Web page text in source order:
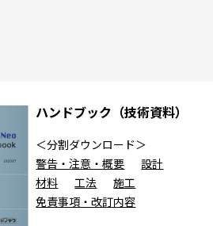
ハンドブック（技術資料）
＜分割ダウンロード＞
警告・注意・概要
設計
材料
工法
施工
免責事項・改訂内容